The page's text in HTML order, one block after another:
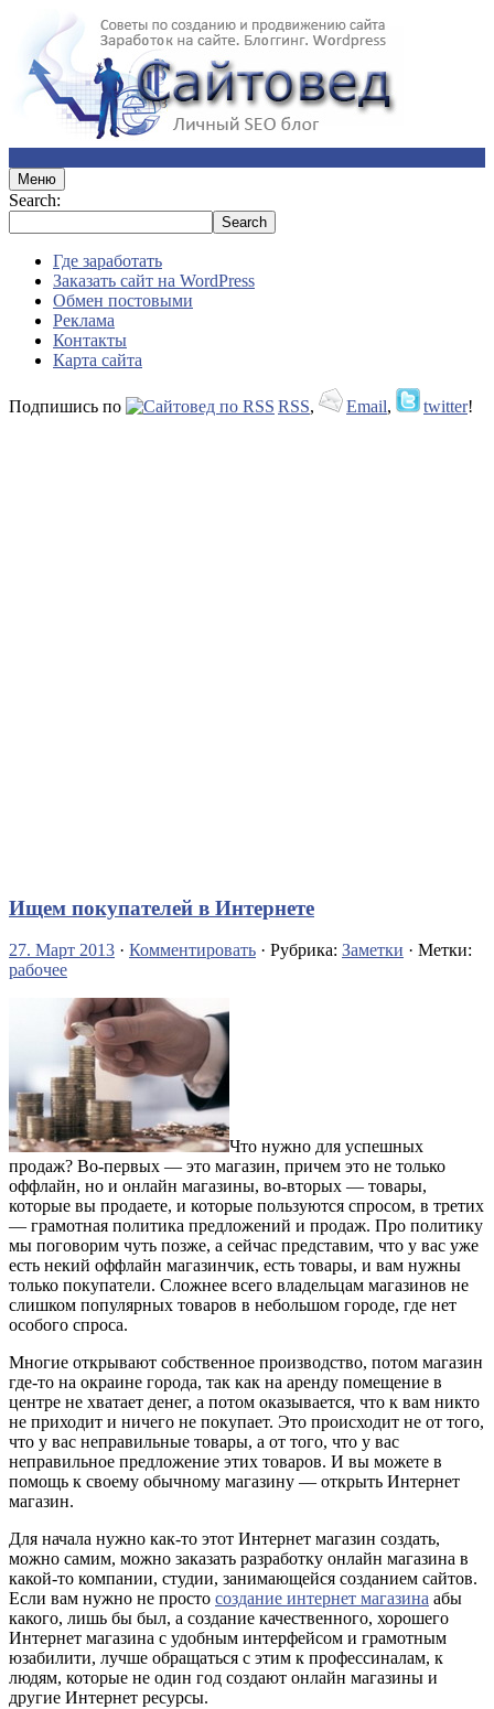
Меню
Search:
Где заработать
Заказать сайт на WordPress
Обмен постовыми
Реклама
Контакты
Карта сайта
Подпишись по RSS, Email, twitter!
Ищем покупателей в Интернете
27. Март 2013 · Комментировать · Рубрика: Заметки · Метки:
рабочее
Что нужно для успешных
продаж? Во-первых — это магазин, причем это не только
оффлайн, но и онлайн магазины, во-вторых — товары,
которые вы продаете, и которые пользуются спросом, в третих
— грамотная политика предложений и продаж. Про политику
мы поговорим чуть позже, а сейчас представим, что у вас уже
есть некий оффлайн магазинчик, есть товары, и вам нужны
только покупатели. Сложнее всего владельцам магазинов не
слишком популярных товаров в небольшом городе, где нет
особого спроса.
Многие открывают собственное производство, потом магазин
где-то на окраине города, так как на аренду помещение в
центре не хватает денег, а потом оказывается, что к вам никто
не приходит и ничего не покупает. Это происходит не от того,
что у вас неправильные товары, а от того, что у вас
неправильное предложение этих товаров. И вы можете в
помощь к своему обычному магазину — открыть Интернет
магазин.
Для начала нужно как-то этот Интернет магазин создать,
можно самим, можно заказать разработку онлайн магазина в
какой-то компании, студии, занимающейся созданием сайтов.
Если вам нужно не просто создание интернет магазина абы
какого, лишь бы был, а создание качественного, хорошего
Интернет магазина с удобным интерфейсом и грамотным
юзабилити, лучше обращаться с этим к профессиналам, к
людям, которые не один год создают онлайн магазины и
другие Интернет ресурсы.